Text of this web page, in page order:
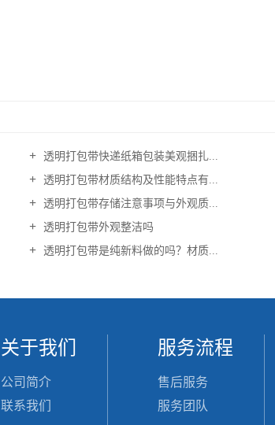
透明打包带快递纸箱包装美观捆扎...
透明打包带材质结构及性能特点有...
透明打包带存储注意事项与外观质...
透明打包带外观整洁吗
透明打包带是纯新料做的吗？材质...
关于我们
公司简介
联系我们
服务流程
售后服务
服务团队